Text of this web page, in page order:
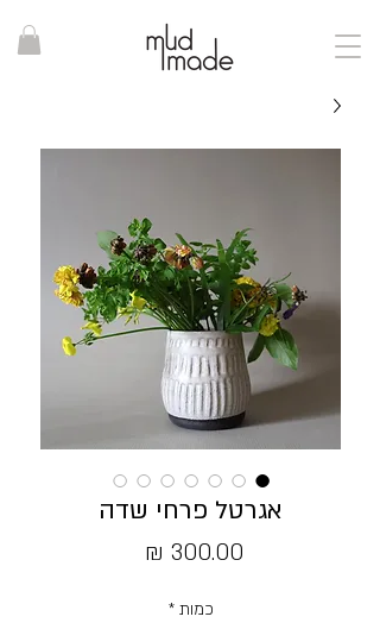
אגרטל פרחי שדה
כמות *